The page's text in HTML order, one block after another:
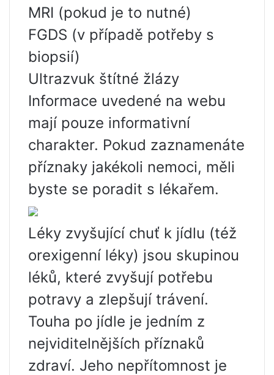
MRI (pokud je to nutné)
FGDS (v případě potřeby s
biopsií)
Ultrazvuk štítné žlázy
Informace uvedené na webu
mají pouze informativní
charakter. Pokud zaznamenáte
příznaky jakékoli nemoci, měli
byste se poradit s lékařem.
Léky zvyšující chuť k jídlu (též
orexigenní léky) jsou skupinou
léků, které zvyšují potřebu
potravy a zlepšují trávení.
Touha po jídle je jedním z
nejviditelnějších příznaků
zdraví. Jeho nepřítomnost je